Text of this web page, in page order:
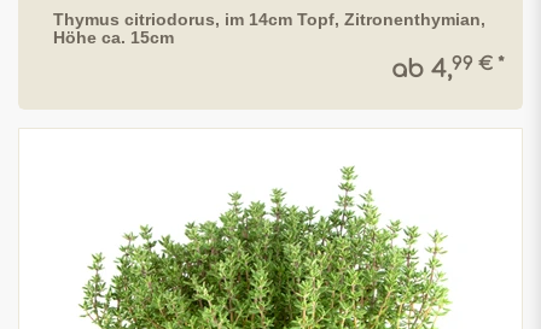
Thymus citriodorus, im 14cm Topf, Zitronenthymian,
Höhe ca. 15cm
ab 4,99 € *